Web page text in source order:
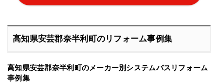
高知県安芸郡奈半利町のリフォーム事例集
高知県安芸郡奈半利町のメーカー別システムバスリフォーム
事例集